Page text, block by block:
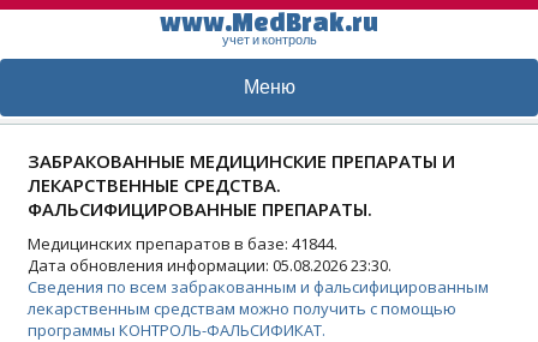
www.MedBrak.ru
учет и контроль
Меню
ЗАБРАКОВАННЫЕ МЕДИЦИНСКИЕ ПРЕПАРАТЫ И
ЛЕКАРСТВЕННЫЕ СРЕДСТВА.
ФАЛЬСИФИЦИРОВАННЫЕ ПРЕПАРАТЫ.
Медицинских препаратов в базе: 41844.
Дата обновления информации: 05.08.2026 23:30.
Сведения по всем забракованным и фальсифицированным
лекарственным средствам можно получить с помощью
программы КОНТРОЛЬ-ФАЛЬСИФИКАТ.